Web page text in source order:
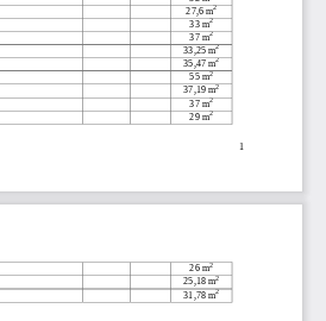
1
27,6 m2
33 m2
37 m2
33,25 m2
35,47 m2
55 m2
37,19 m2
37 m2
29 m2
26 m2
25,18 m2
31,78 m2